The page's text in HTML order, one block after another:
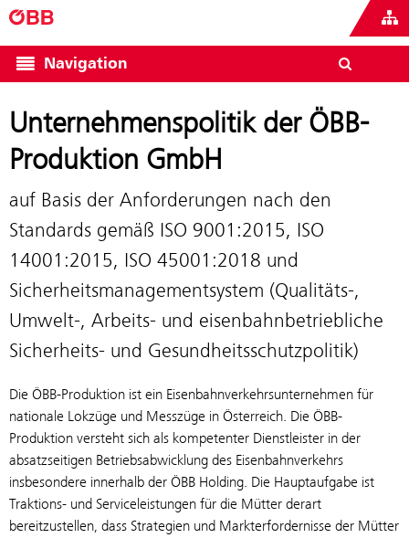
Navigation
Unternehmenspolitik der ÖBB-
Produktion GmbH
auf Basis der Anforderungen nach den
Standards gemäß ISO 9001:2015, ISO
14001:2015, ISO 45001:2018 und
Sicherheitsmanagementsystem (Qualitäts-,
Umwelt-, Arbeits- und eisenbahnbetriebliche
Sicherheits- und Gesundheitsschutzpolitik)
Die ÖBB-Produktion ist ein Eisenbahnverkehrsunternehmen für
nationale Lokzüge und Messzüge in Österreich. Die ÖBB-
Produktion versteht sich als kompetenter Dienstleister in der
absatzseitigen Betriebsabwicklung des Eisenbahnverkehrs
insbesondere innerhalb der ÖBB Holding. Die Hauptaufgabe ist
Traktions- und Serviceleistungen für die Mütter derart
bereitzustellen, dass Strategien und Markterfordernisse der Mütter